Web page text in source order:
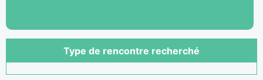
Type de rencontre recherché